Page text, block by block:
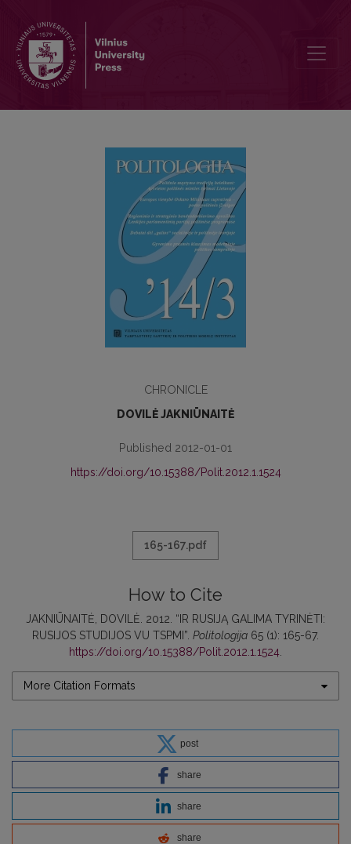
CHRONICLE
DOVILĖ JAKNIŪNAITĖ
Published 2012-01-01
https://doi.org/10.15388/Polit.2012.1.1524
165-167.pdf
How to Cite
JAKNIŪNAITĖ, DOVILĖ. 2012. “IR RUSIJĄ GALIMA TYRINĖTI:
RUSIJOS STUDIJOS VU TSPMI”. Politologija 65 (1): 165-67.
https://doi.org/10.15388/Polit.2012.1.1524
More Citation Formats
post
share
share
share